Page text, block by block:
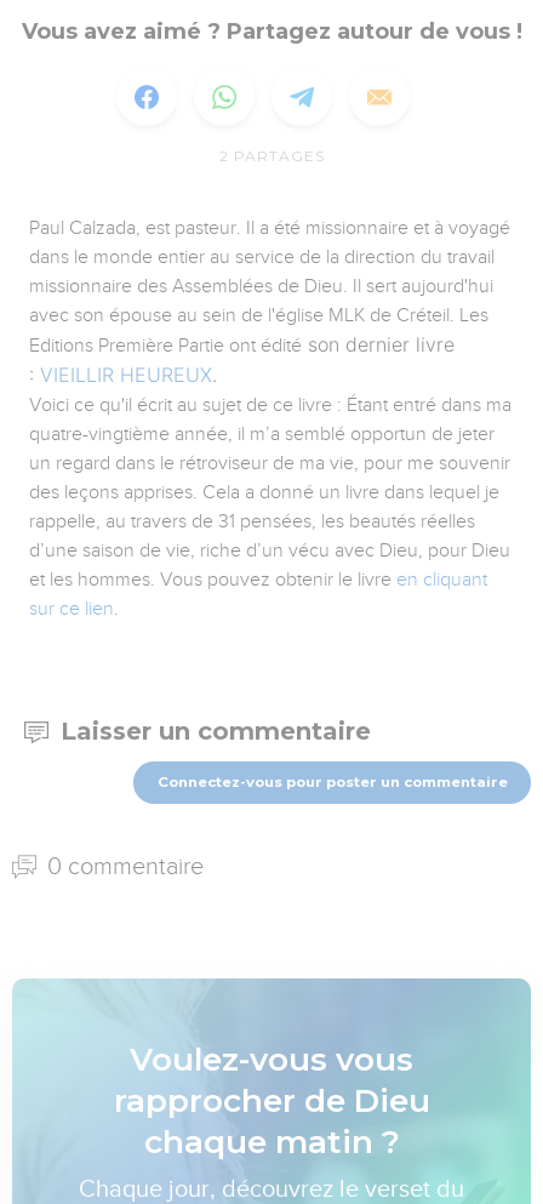
Vous avez aimé ? Partagez autour de vous !
2 PARTAGES
Paul Calzada, est pasteur. Il a été missionnaire et à voyagé
dans le monde entier au service de la direction du travail
missionnaire des Assemblées de Dieu. Il sert aujourd'hui
avec son épouse au sein de l'église MLK de Créteil. Les
Editions Première Partie ont édité son dernier livre
: VIEILLIR HEUREUX.
Voici ce qu'il écrit au sujet de ce livre : Étant entré dans ma
quatre-vingtième année, il m’a semblé opportun de jeter
un regard dans le rétroviseur de ma vie, pour me souvenir
des leçons apprises. Cela a donné un livre dans lequel je
rappelle, au travers de 31 pensées, les beautés réelles
d’une saison de vie, riche d’un vécu avec Dieu, pour Dieu
et les hommes. Vous pouvez obtenir le livre en cliquant
sur ce lien.
Laisser un commentaire
Connectez-vous pour poster un commentaire
0 commentaire
Voulez-vous vous
rapprocher de Dieu
chaque matin ?
Chaque jour, découvrez le verset du